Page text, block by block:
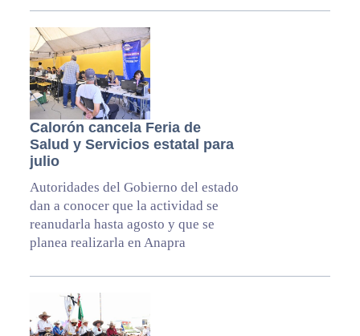
Calorón cancela Feria de
Salud y Servicios estatal para
julio
Autoridades del Gobierno del estado
dan a conocer que la actividad se
reanudarla hasta agosto y que se
planea realizarla en Anapra